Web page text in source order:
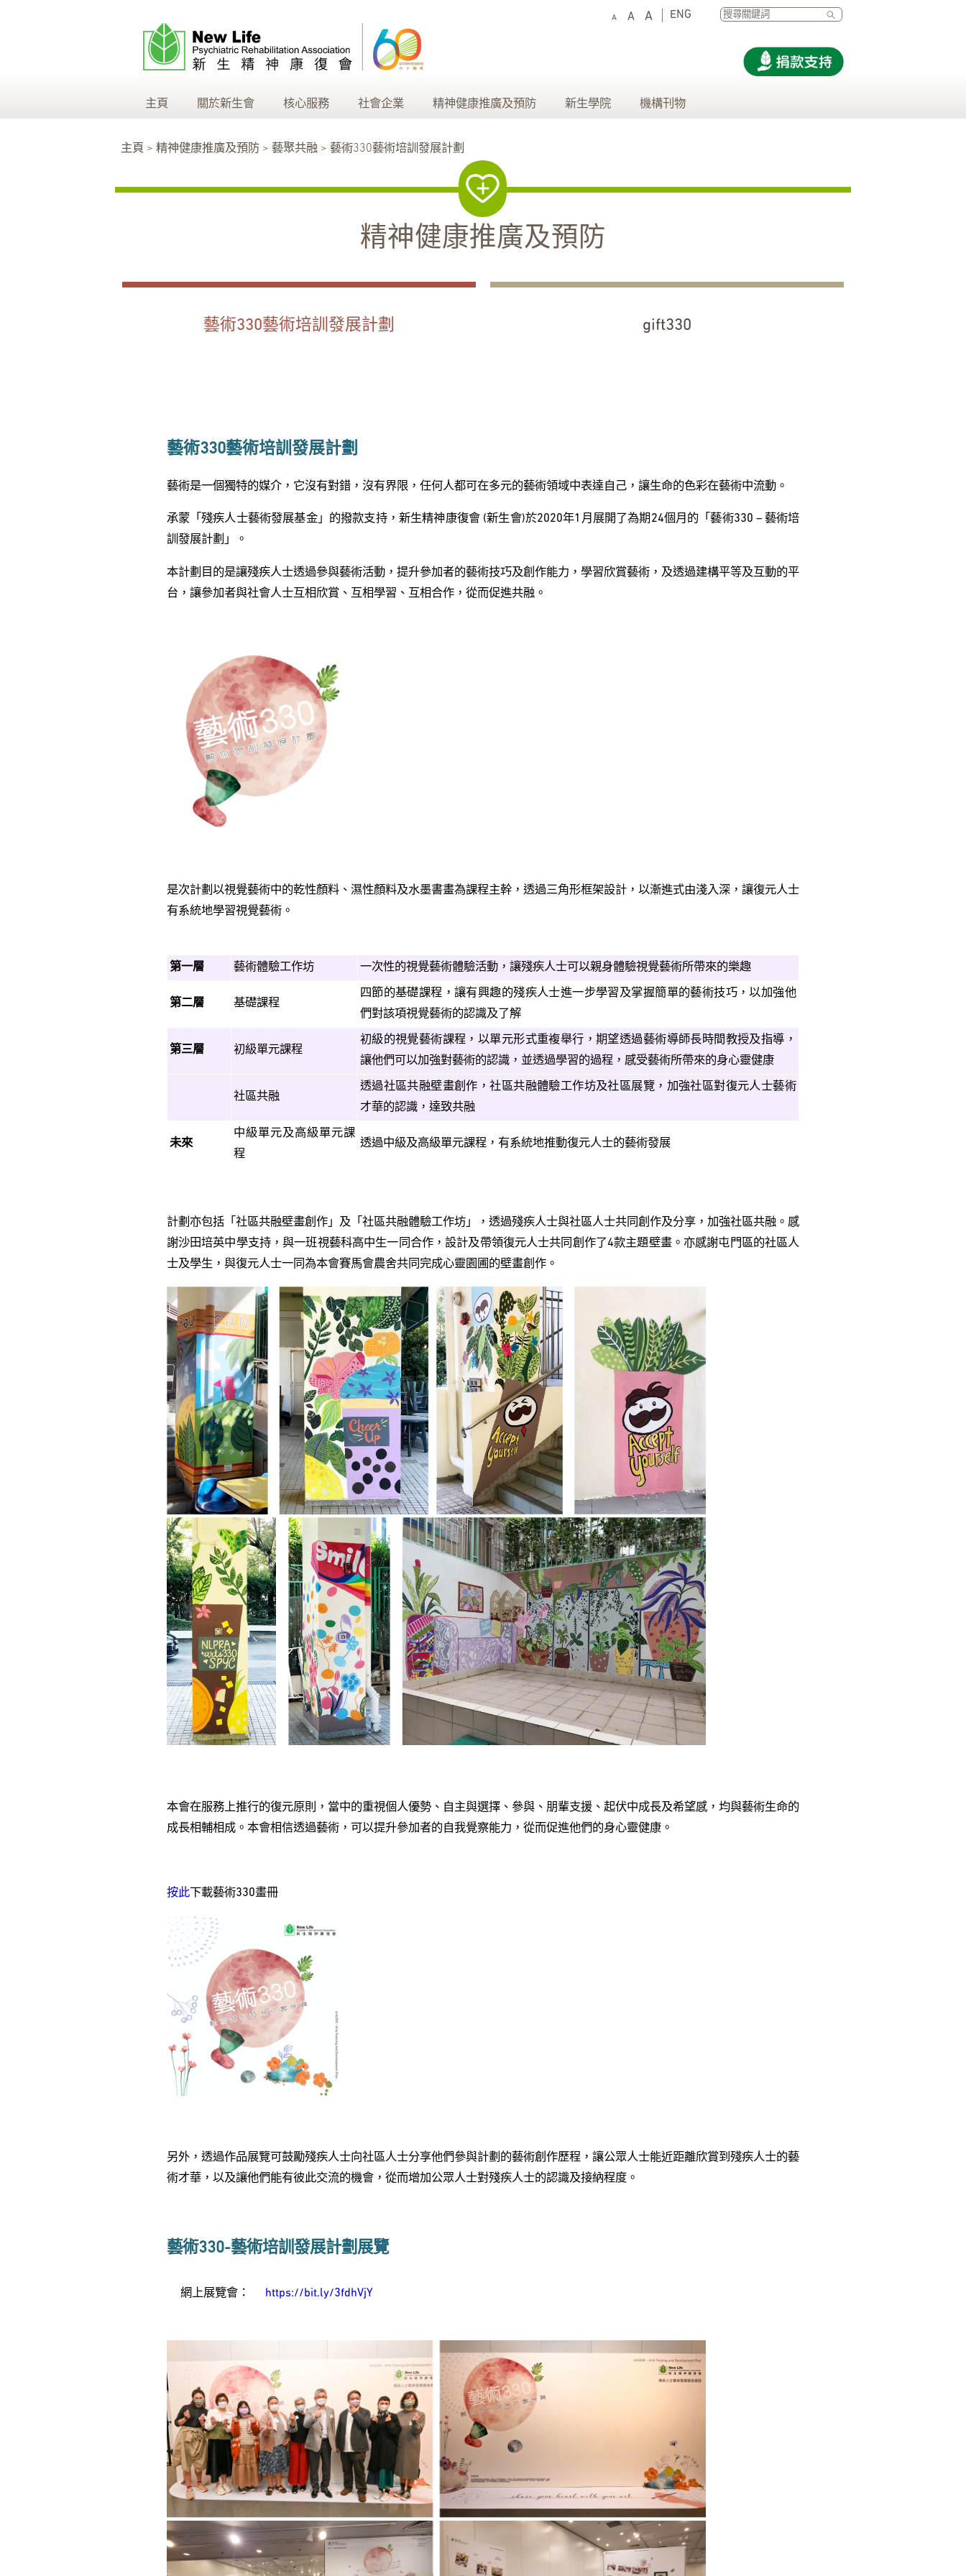
A A A ENG
主頁 關於新生會 核心服務 社會企業 精神健康推廣及預防 新生學院 機構刊物
主頁 > 精神健康推廣及預防 > 藝聚共融 > 藝術330藝術培訓發展計劃
精神健康推廣及預防
藝術330藝術培訓發展計劃 gift330
藝術330藝術培訓發展計劃
藝術是一個獨特的媒介，它沒有對錯，沒有界限，任何人都可在多元的藝術領域中表達自己，讓生命的色彩在藝術中流動。
承蒙「殘疾人士藝術發展基金」的撥款支持，新生精神康復會 (新生會)於2020年1月展開了為期24個月的「藝術330 – 藝術培
訓發展計劃」。
本計劃目的是讓殘疾人士透過參與藝術活動，提升參加者的藝術技巧及創作能力，學習欣賞藝術，及透過建構平等及互動的平
台，讓參加者與社會人士互相欣賞、互相學習、互相合作，從而促進共融。
是次計劃以視覺藝術中的乾性顏料、濕性顏料及水墨書畫為課程主幹，透過三角形框架設計，以漸進式由淺入深，讓復元人士
有系統地學習視覺藝術。
第一層 藝術體驗工作坊 一次性的視覺藝術體驗活動，讓殘疾人士可以親身體驗視覺藝術所帶來的樂趣
第二層 基礎課程
四節的基礎課程，讓有興趣的殘疾人士進一步學習及掌握簡單的藝術技巧，以加強他
們對該項視覺藝術的認識及了解
第三層 初級單元課程
初級的視覺藝術課程，以單元形式重複舉行，期望透過藝術導師長時間教授及指導，
讓他們可以加強對藝術的認識，並透過學習的過程，感受藝術所帶來的身心靈健康
社區共融
透過社區共融壁畫創作，社區共融體驗工作坊及社區展覽，加強社區對復元人士藝術
才華的認識，達致共融
未來
中級單元及高級單元課
程
透過中級及高級單元課程，有系統地推動復元人士的藝術發展
計劃亦包括「社區共融壁畫創作」及「社區共融體驗工作坊」，透過殘疾人士與社區人士共同創作及分享，加強社區共融。感
謝沙田培英中學支持，與一班視藝科高中生一同合作，設計及帶領復元人士共同創作了4款主題壁畫。亦感謝屯門區的社區人
士及學生，與復元人士一同為本會賽馬會農舍共同完成心靈園圃的壁畫創作。
本會在服務上推行的復元原則，當中的重視個人優勢、自主與選擇、參與、朋輩支援、起伏中成長及希望感，均與藝術生命的
成長相輔相成。本會相信透過藝術，可以提升參加者的自我覺察能力，從而促進他們的身心靈健康。
按此下載藝術330畫冊
另外，透過作品展覽可鼓勵殘疾人士向社區人士分享他們參與計劃的藝術創作歷程，讓公眾人士能近距離欣賞到殘疾人士的藝
術才華，以及讓他們能有彼此交流的機會，從而增加公眾人士對殘疾人士的認識及接納程度。
藝術330-藝術培訓發展計劃展覽
網上展覽會： https://bit.ly/3fdhVjY